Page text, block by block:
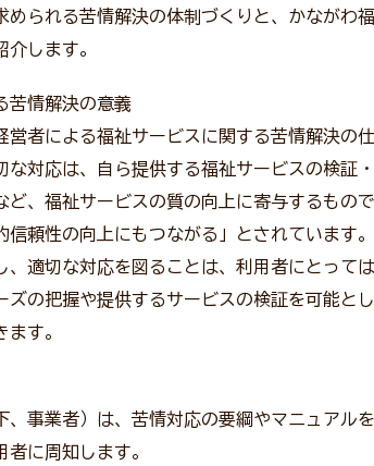
められる苦情解決の体制づくりと、かながわ
します。
苦情解決の意義
者による福祉サービスに関する苦情解決の
な対応は、自ら提供する福祉サービスの検証
ど、福祉サービスの質の向上に寄与するもの
頼性の向上にもつながる」とされています。
適切な対応を図ることは、利用者にとって
ズの把握や提供するサービスの検証を可能と
ます。
事業者）は、苦情対応の要綱やマニュアル
に周知します。